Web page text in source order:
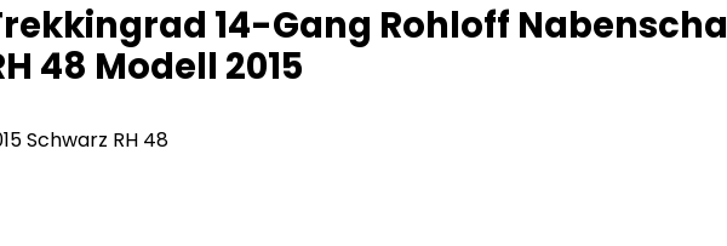
14-Gang Rohloff
48 Modell 2015
Schwarz RH 48